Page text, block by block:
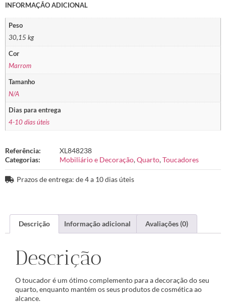
INFORMAÇÃO ADICIONAL
Peso
30,15 kg
Cor
Marrom
Tamanho
N/A
Dias para entrega
4-10 dias úteis
Referência:
XL848238
Categorias:
Mobiliário e Decoração,Quarto,Toucadores
Prazos de entrega: de 4 a 10 dias úteis
Descrição Informação adicional Avaliações (0)
Descrição
O toucador é um ótimo complemento para a decoração do seu
quarto, enquanto mantém os seus produtos de cosmética ao
alcance.